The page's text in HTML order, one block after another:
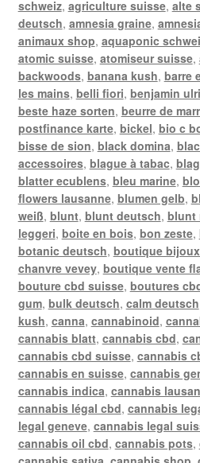
schweiz, agriculture suisse, alte
deutsch, amnesia graine,
animaux shop, aquaponic
atomic suisse, atomiseur suisse,
backwoods, banana kush, barre
les mains, belli fiori, benjamin
beste haze sorten, beurre de
postfinance karte, bickel, bio c
bisse de sion, black domina,
accessoires, blague à tabac,
blatter ecublens, bleu marine,
flowers lausanne, blumen gelb,
weiß, blunt, blunt deutsch, blunt
leggeri, boite en bois, bon zeste,
botanic deutsch, boutique
chanvre vevey, boutique vente
bouture cbd suisse, boutures
gum, bulk deutsch, calm deutsch
kush, canna, cannabinoid,
cannabis blatt, cannabis cbd,
cannabis cbd suisse, cannabis
cannabis en suisse, cannabis
cannabis indica, cannabis
cannabis légal cbd, cannabis
legal geneve, cannabis legal
cannabis oil cbd, cannabis pots,